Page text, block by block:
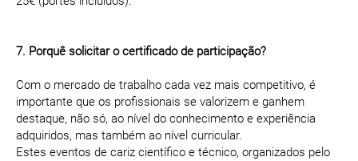
7. Porquê solicitar o certificado de participação?
Com o mercado de trabalho cada vez mais competitivo, é
importante que os profissionais se valorizem e ganhem
destaque, não só, ao nível do conhecimento e experiência
adquiridos, mas também ao nível curricular.
Estes eventos de cariz científico e técnico, organizados pelo